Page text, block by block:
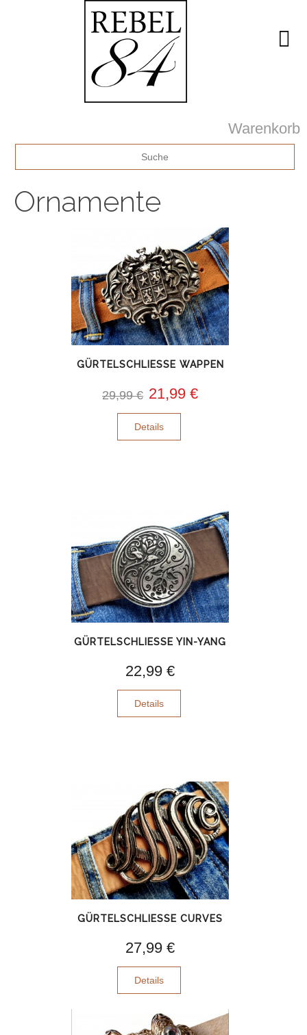
Warenkorb
Ornamente
GÜRTELSCHLIESSE WAPPEN
29,99 € 21,99 €
Details
GÜRTELSCHLIESSE YIN-YANG
22,99 €
Details
GÜRTELSCHLIESSE CURVES
27,99 €
Details